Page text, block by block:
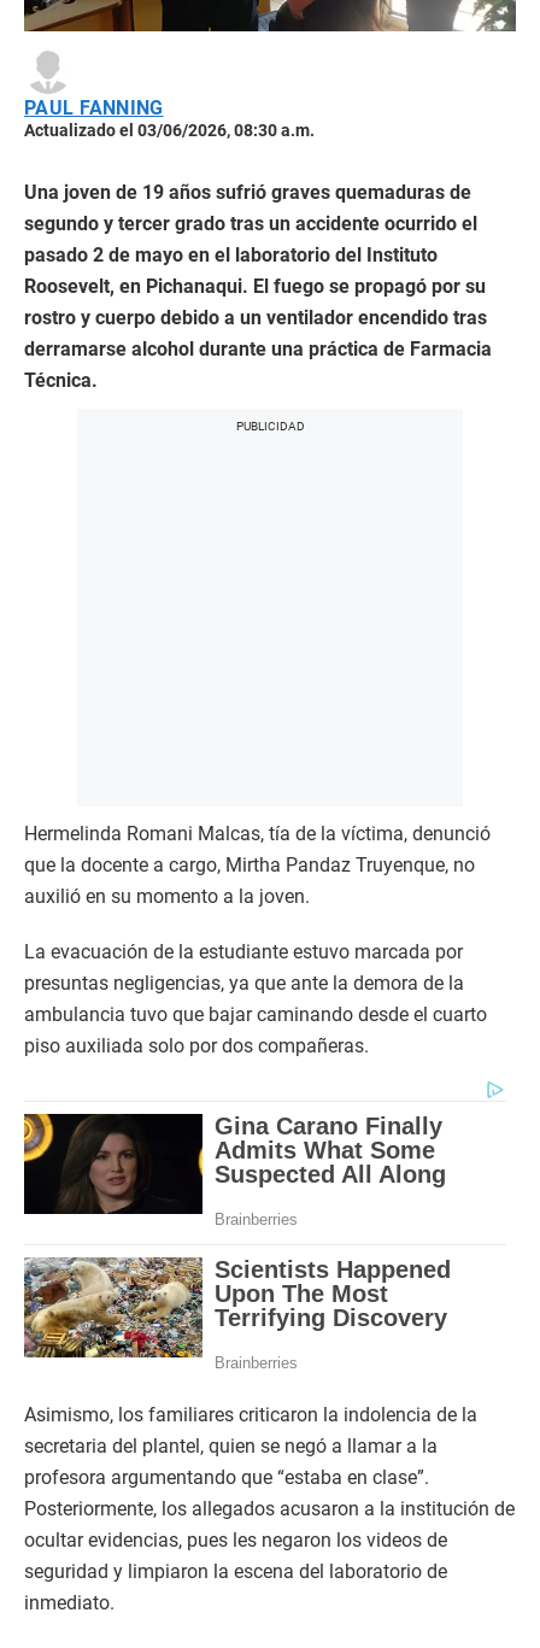
PAUL FANNING
Actualizado el 03/06/2026, 08:30 a.m.
Una joven de 19 años sufrió graves quemaduras de
segundo y tercer grado tras un accidente ocurrido el
pasado 2 de mayo en el laboratorio del Instituto
Roosevelt, en Pichanaqui. El fuego se propagó por su
rostro y cuerpo debido a un ventilador encendido tras
derramarse alcohol durante una práctica de Farmacia
Técnica.
Hermelinda Romani Malcas, tía de la víctima, denunció
que la docente a cargo, Mirtha Pandaz Truyenque, no
auxilió en su momento a la joven.
La evacuación de la estudiante estuvo marcada por
presuntas negligencias, ya que ante la demora de la
ambulancia tuvo que bajar caminando desde el cuarto
piso auxiliada solo por dos compañeras.
Asimismo, los familiares criticaron la indolencia de la
secretaria del plantel, quien se negó a llamar a la
profesora argumentando que “estaba en clase”.
Posteriormente, los allegados acusaron a la institución de
ocultar evidencias, pues les negaron los videos de
seguridad y limpiaron la escena del laboratorio de
inmediato.